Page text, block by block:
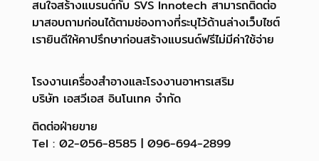
สนใจสร้างแบรนด์กับ SVS Innotech สามารถติดต่อ
มาสอบถามก่อนได้ตามช่องทางที่ระบุไว้ด้านล่างเว็บไซต์
เรายินดีให้คาปรึกษาก่อนสร้างแบรนด์ฟรีไม่มีค่าใช้จ่าย
โรงงานเครื่องสำอางและโรงงานอาหารเสริม
บริษัท เอสวีเอส อินโนเทค จำกัด
ติดต่อฝ่ายขาย
Tel : 02-056-8585 | 096-694-2899